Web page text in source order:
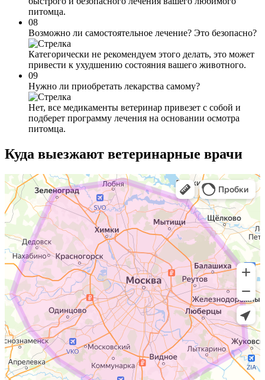
питомца.
08
Возможно ли самостоятельное лечение? Это безопасно?
Категорически не рекомендуем этого делать, это может
привести к ухудшению состояния вашего животного.
09
Нужно ли приобретать лекарства самому?
Нет, все медикаменты ветеринар привезет с собой и
подберет программу лечения на основании осмотра
питомца.
Куда выезжают ветеринарные врачи